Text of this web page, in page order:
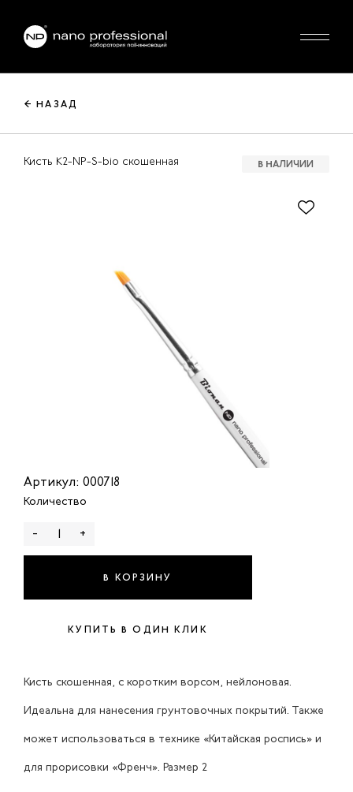
← НАЗАД
Кисть K2-NP-S-bio скошенная В НАЛИЧИИ
Артикул: 000718
Количество
- +
В КОРЗИНУ
КУПИТЬ В ОДИН КЛИК
Кисть скошенная, с коротким ворсом, нейлоновая.
Идеальна для нанесения грунтовочных покрытий. Также
может использоваться в технике «Китайская роспись» и
для прорисовки «Френч». Размер 2